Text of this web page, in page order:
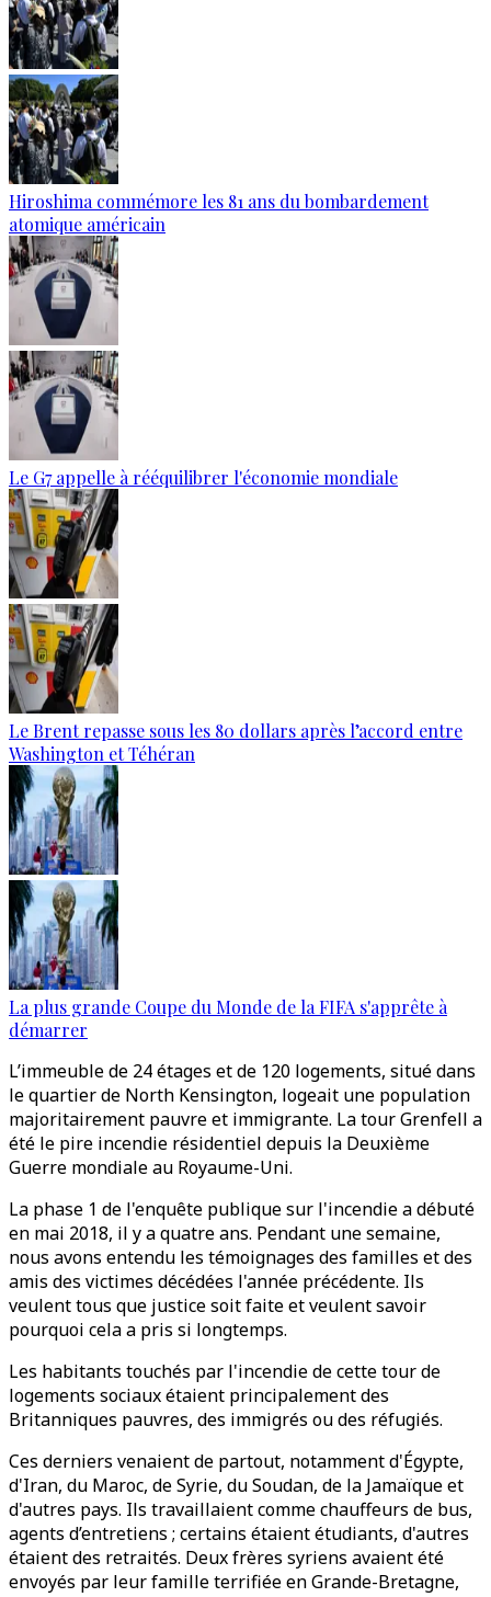
Hiroshima commémore les 81 ans du bombardement
atomique américain
Le G7 appelle à rééquilibrer l'économie mondiale
Le Brent repasse sous les 80 dollars après l’accord entre
Washington et Téhéran
La plus grande Coupe du Monde de la FIFA s'apprête à
démarrer
L’immeuble de 24 étages et de 120 logements, situé dans
le quartier de North Kensington, logeait une population
majoritairement pauvre et immigrante. La tour Grenfell a
été le pire incendie résidentiel depuis la Deuxième
Guerre mondiale au Royaume-Uni.
La phase 1 de l'enquête publique sur l'incendie a débuté
en mai 2018, il y a quatre ans. Pendant une semaine,
nous avons entendu les témoignages des familles et des
amis des victimes décédées l'année précédente. Ils
veulent tous que justice soit faite et veulent savoir
pourquoi cela a pris si longtemps.
Les habitants touchés par l'incendie de cette tour de
logements sociaux étaient principalement des
Britanniques pauvres, des immigrés ou des réfugiés.
Ces derniers venaient de partout, notamment d'Égypte,
d'Iran, du Maroc, de Syrie, du Soudan, de la Jamaïque et
d'autres pays. Ils travaillaient comme chauffeurs de bus,
agents d’entretiens ; certains étaient étudiants, d'autres
étaient des retraités. Deux frères syriens avaient été
envoyés par leur famille terrifiée en Grande-Bretagne,